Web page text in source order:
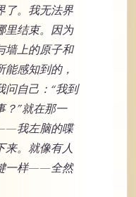
了。我无法界
里结束。因为
墙上的原子和
感知到的，
问自己：“我到
？”就在那一
我左脑的喋
。就像有人
一样——全然